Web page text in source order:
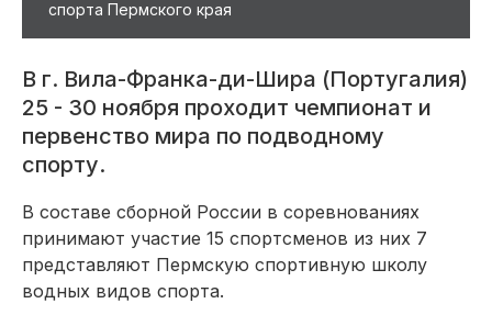
спорта Пермского края
В г. Вила-Франка-ди-Шира (Португалия)
25 - 30 ноября проходит чемпионат и
первенство мира по подводному
спорту.
В составе сборной России в соревнованиях
принимают участие 15 спортсменов из них 7
представляют Пермскую спортивную школу
водных видов спорта.